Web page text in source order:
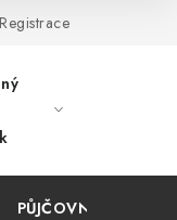
Registrace
PŮJČOVNA